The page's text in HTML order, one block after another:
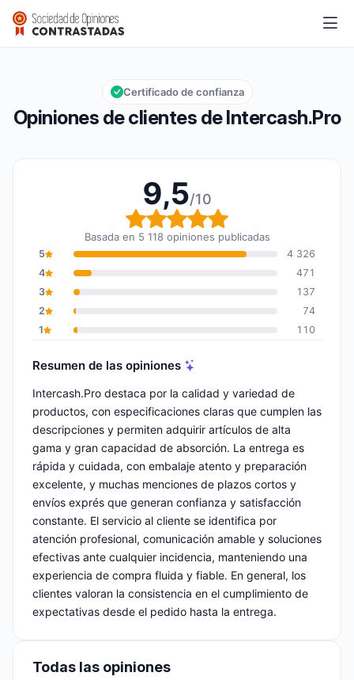
Intercash.Pro
Calificación global: 9,5 de 10
9,5/10
Opiniones de clientes de Intercash.Pro
Certificado de confianza
9,5/10
Calificación global: 9,5
Basada en 5 118 opiniones publicadas
5
4 326
4
471
3
137
2
74
1
110
Resumen de las opiniones
Intercash.Pro destaca por la calidad y variedad de
productos, con especificaciones claras que cumplen las
descripciones y permiten adquirir artículos de alta
gama y gran capacidad de absorción. La entrega es
rápida y cuidada, con embalaje atento y preparación
excelente, y muchas menciones de plazos cortos y
envíos exprés que generan confianza y satisfacción
constante. El servicio al cliente se identifica por
atención profesional, comunicación amable y soluciones
efectivas ante cualquier incidencia, manteniendo una
experiencia de compra fluida y fiable. En general, los
clientes valoran la consistencia en el cumplimiento de
expectativas desde el pedido hasta la entrega.
Todas las opiniones